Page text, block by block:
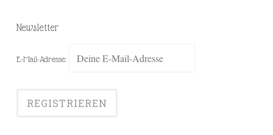
Newsletter
E-Mail-Adresse: